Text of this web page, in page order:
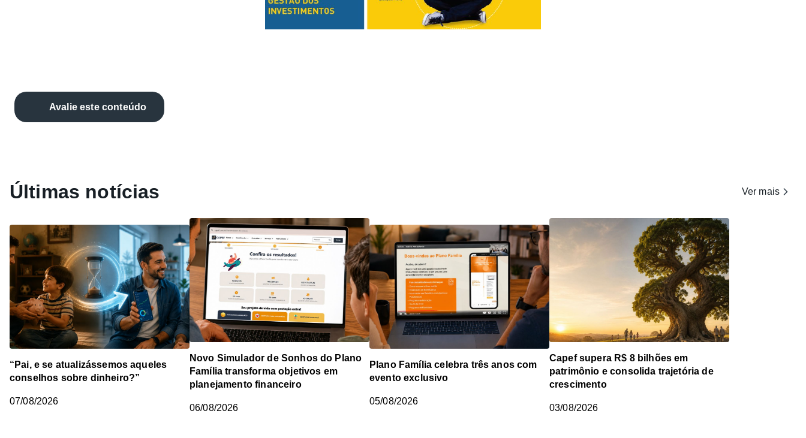
Avalie este conteúdo
Últimas notícias Ver mais
“Pai, e se atualizássemos aqueles
conselhos sobre dinheiro?”
07/08/2026
Novo Simulador de Sonhos do Plano
Família transforma objetivos em
planejamento financeiro
06/08/2026
Plano Família celebra três anos com
evento exclusivo
05/08/2026
Capef supera R$ 8 bilhões em
patrimônio e consolida trajetória de
crescimento
03/08/2026